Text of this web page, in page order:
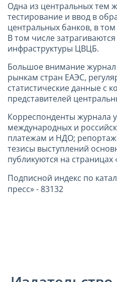
Одна из центральных тем
тестирование и ввод в
центральных банков, в
В том числе
инфраструктуры ЦВЦБ.
Большое внимание
рынкам стран ЕАЭС,
статистические данные с
представителей
Корреспонденты журнала
международных и
платежам и НДО;
тезисы выступлений
публикуются на страницах
Подписной индекс по
пресс» - 83132